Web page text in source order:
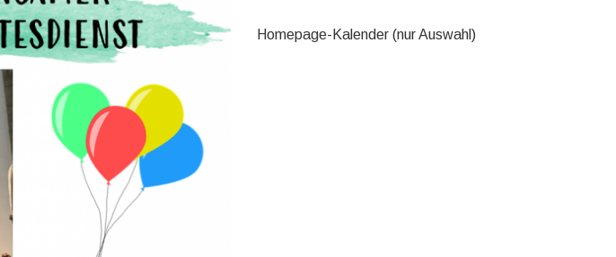
Homepage-Kalender (nur Auswahl)